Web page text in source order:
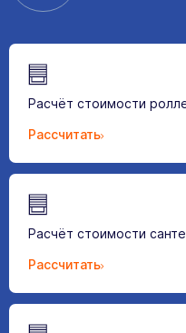
Расчёт стоимости
Рассчитать
Расчёт стоимости
Рассчитать